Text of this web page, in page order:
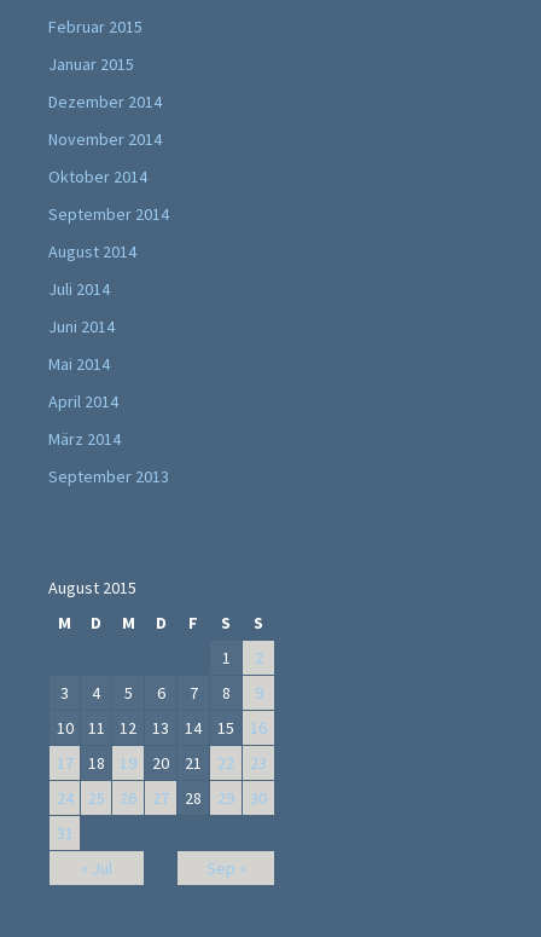
Februar 2015
Januar 2015
Dezember 2014
November 2014
Oktober 2014
September 2014
August 2014
Juli 2014
Juni 2014
Mai 2014
April 2014
März 2014
September 2013
August 2015
M
D M D F S S
« Jul Sep »
1
2
3
4 5 6 7 8
9
10
11 12 13 14 15
16
17
18 19 20 21 22
23
24
25 26 27 28 29
30
31